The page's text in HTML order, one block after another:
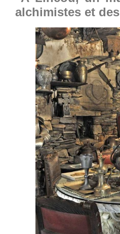
alchimistes et